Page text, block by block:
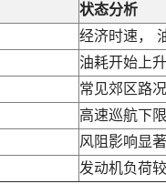
状态分析
经济时速，
油耗开始上升
常见郊区路况
高速巡航下限
风阻影响显著
发动机负荷